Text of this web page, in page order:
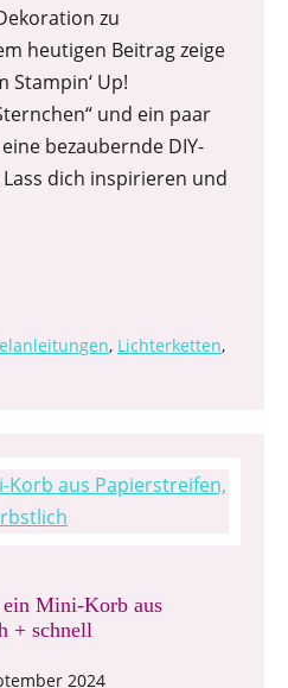
zu
heutigen Beitrag zeige
Stampin‘ Up!
und ein paar
bezaubernde DIY-
dich inspirieren und
, Lichterketten,
ein Mini-Korb aus
+ schnell
2024